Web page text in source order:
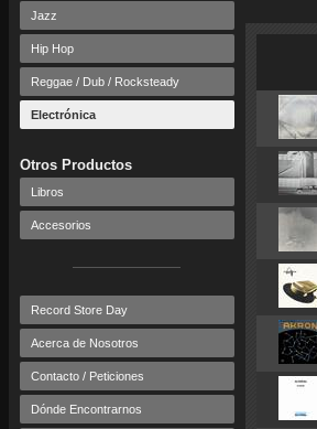
Jazz
Hip Hop
Reggae / Dub / Rocksteady
Electrónica
Otros Productos
Libros
Accesorios
Record Store Day
Acerca de Nosotros
Contacto / Peticiones
Dónde Encontrarnos